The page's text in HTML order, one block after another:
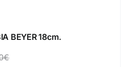
BEYER 18cm.
€El
El